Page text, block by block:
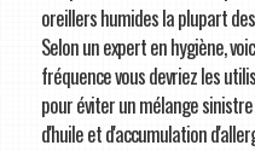
oreillers humides la plupart
Selon un expert en hygiène,
fréquence vous devriez les
pour éviter un mélange
d'huile et d'accumulation